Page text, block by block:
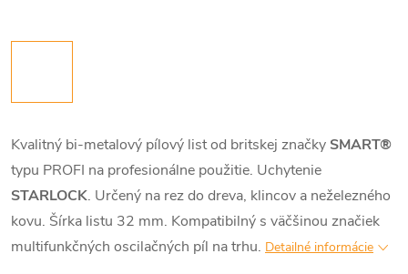
Kvalitný bi-metalový pílový list od britskej značky SMART®
typu PROFI na profesionálne použitie. Uchytenie
STARLOCK. Určený na rez do dreva, klincov a neželezného
kovu. Šírka listu 32 mm. Kompatibilný s väčšinou značiek
multifunkčných oscilačných píl na trhu. Detailné informácie